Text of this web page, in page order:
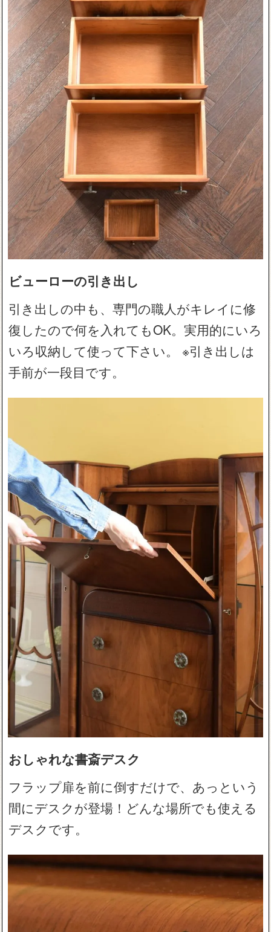
ビューローの引き出し
引き出しの中も、専門の職人がキレイに修
復したので何を入れてもOK。実用的にいろ
いろ収納して使って下さい。 ※引き出しは
手前が一段目です。
おしゃれな書斎デスク
フラップ扉を前に倒すだけで、あっという
間にデスクが登場！どんな場所でも使える
デスクです。